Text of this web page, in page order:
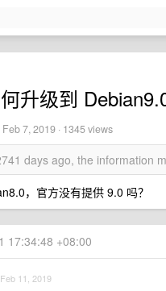
升级到
Feb 7, 2019 · 1345 views
days ago, the information
，官方没有提供 9.0 吗？
17:34:48 +08:00
Feb 11, 2019